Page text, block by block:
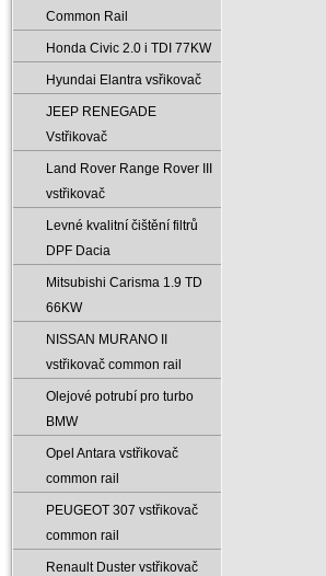
Common Rail
Honda Civic 2.0 i TDI 77KW
Hyundai Elantra vsřikovač
JEEP RENEGADE
Vstřikovač
Land Rover Range Rover III
vstřikovač
Levné kvalitní čištění filtrů
DPF Dacia
Mitsubishi Carisma 1.9 TD
66KW
NISSAN MURANO II
vstřikovač common rail
Olejové potrubí pro turbo
BMW
Opel Antara vstřikovač
common rail
PEUGEOT 307 vstřikovač
common rail
Renault Duster vstřikovač